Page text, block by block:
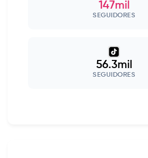
147mil
SEGUIDORES
56.3mil
SEGUIDORES